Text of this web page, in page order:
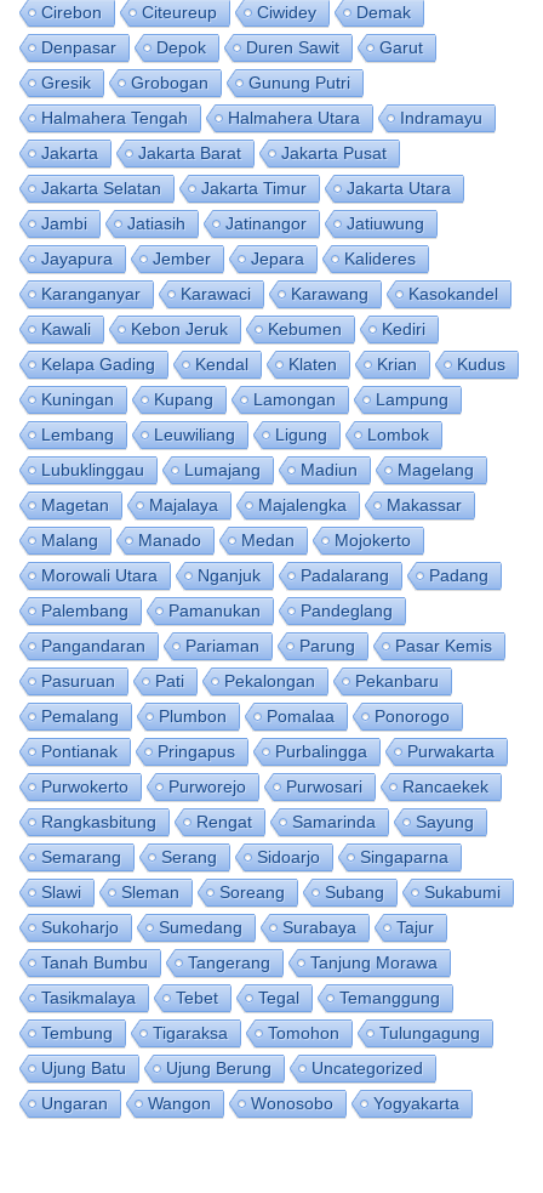
Cirebon
Citeureup Ciwidey
Demak
Denpasar
Depok Duren Sawit
Garut
Gresik
Grobogan
Gunung Putri
Halmahera Tengah
Halmahera Utara
Indramayu
Jakarta
Jakarta Barat
Jakarta Pusat
Jakarta Selatan
Jakarta Timur
Jakarta Utara
Jambi
Jatiasih Jatinangor
Jatiuwung
Jayapura
Jember Jepara
Kalideres
Karanganyar
Karawaci Karawang
Kasokandel
Kawali
Kebon Jeruk Kebumen
Kediri
Kelapa Gading
Kendal Klaten Krian
Kudus
Kuningan
Kupang Lamongan
Lampung
Lembang
Leuwiliang Ligung
Lombok
Lubuklinggau
Lumajang Madiun
Magelang
Magetan
Majalaya Majalengka
Makassar
Malang
Manado Medan
Mojokerto
Morowali Utara
Nganjuk Padalarang
Padang
Palembang
Pamanukan
Pandeglang
Pangandaran
Pariaman Parung
Pasar Kemis
Pasuruan
Pati Pekalongan
Pekanbaru
Pemalang
Plumbon Pomalaa
Ponorogo
Pontianak
Pringapus Purbalingga
Purwakarta
Purwokerto
Purworejo Purwosari
Rancaekek
Rangkasbitung
Rengat Samarinda
Sayung
Semarang
Serang Sidoarjo
Singaparna
Slawi
Sleman Soreang Subang
Sukabumi
Sukoharjo
Sumedang Surabaya
Tajur
Tanah Bumbu
Tangerang
Tanjung Morawa
Tasikmalaya
Tebet Tegal
Temanggung
Tembung
Tigaraksa Tomohon
Tulungagung
Ujung Batu
Ujung Berung
Uncategorized
Ungaran
Wangon Wonosobo Yogyakarta